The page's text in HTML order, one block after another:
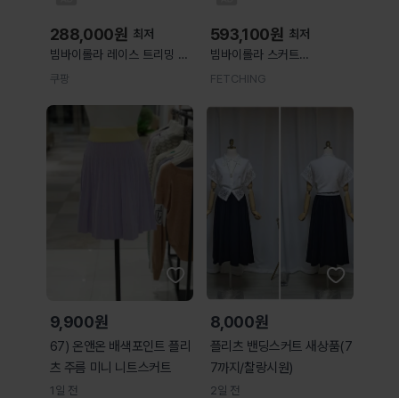
288,000원 최저
빔바이롤라 레이스 트리밍 미
디 스커트 브라운계열+블랙계
261BR485810035
쿠팡
593,100원 최저
빔바이롤라 스커트
261BR485610502 DARK
FETCHING
9,900원
67) 온앤온 배색포인트 플리
츠 주름 미니 니트스커트
1일 전
8,000원
플리츠 밴딩스커트 새상품(7
7까지/찰랑시원)
2일 전